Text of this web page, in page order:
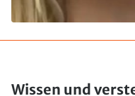
Wissen und